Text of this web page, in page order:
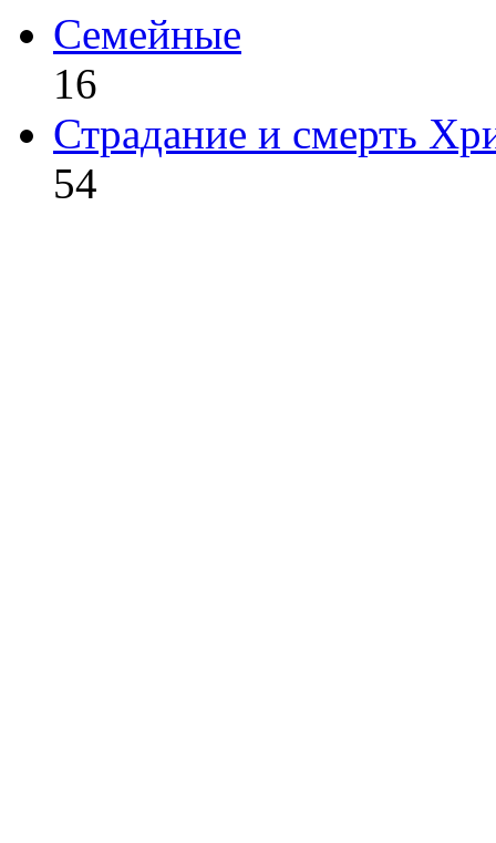
Семейные
16
Страдание и смерть
54